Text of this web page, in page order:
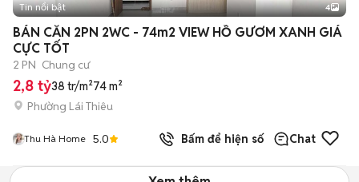
Tin nổi bật 4
BÁN CĂN 2PN 2WC - 74m2 VIEW HỒ GƯƠM XANH GIÁ
CỰC TỐT
2 PN Chung cư
2,8 tỷ38 tr/m²74 m²
Phường Lái Thiêu
Thu Hà Home 5.0 Bấm để hiện số Chat